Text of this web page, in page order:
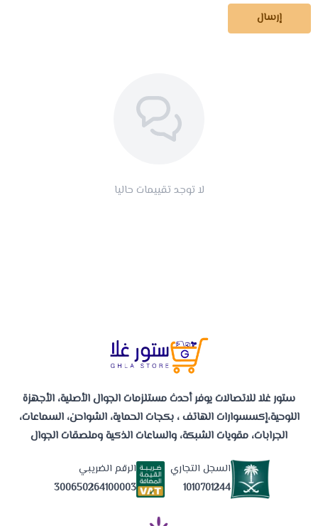
إرسال
لا توجد تقييمات حاليا
ستور غلا للاتصالات يوفر أحدث مستلزمات الجوال الأصلية، الأجهزة
اللوحية،إكسسوارات الهاتف ، بكجات الحماية، الشواحن، السماعات،
الجرابات، مقويات الشبكة، والساعات الذكية وملصقات الجوال
السجل التجاري
1010701244
الرقم الضريبي
300650264100003